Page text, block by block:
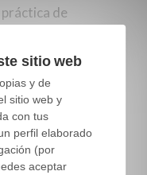
de
muchas veces
sin realmente
de las
en cada
de
suelos, etc.
sitio web
y de
sitio web y
con tus
perfil elaborado
(por
aceptar